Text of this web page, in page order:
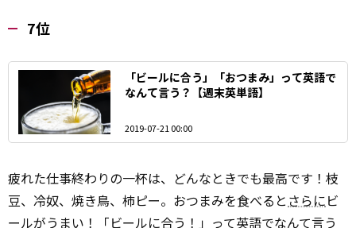
7位
「ビールに合う」「おつまみ」って英語で
なんて言う？【週末英単語】
2019-07-21 00:00
疲れた仕事終わりの一杯は、どんなときでも最高です！枝
豆、冷奴、焼き鳥、柿ピー。おつまみを食べると さらにビ
ールがうまい！「ビールに合う！」って英語でなんて言う